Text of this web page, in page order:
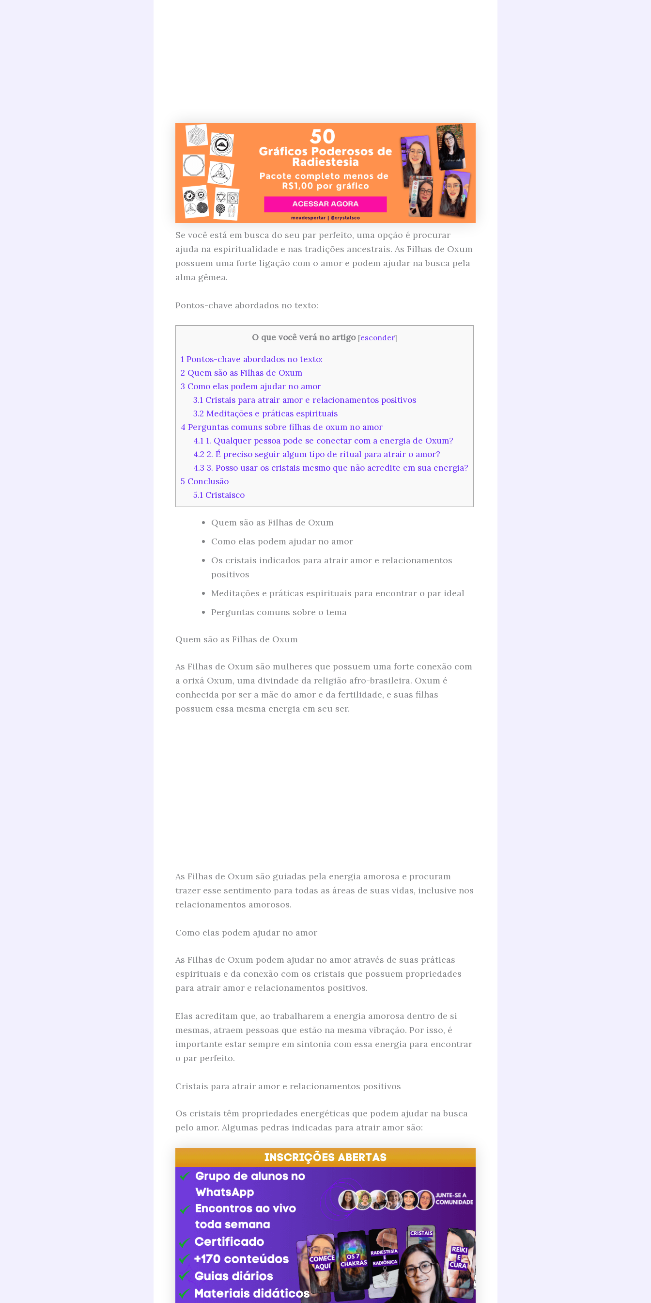
Se você está em busca do seu par perfeito, uma opção é procurar
ajuda na espiritualidade e nas tradições ancestrais. As Filhas de Oxum
possuem uma forte ligação com o amor e podem ajudar na busca pela
alma gêmea.
Pontos-chave abordados no texto:
O que você verá no artigo [esconder]
1 Pontos-chave abordados no texto:
2 Quem são as Filhas de Oxum
3 Como elas podem ajudar no amor
3.1Cristais para atrair amor e relacionamentos positivos
3.2 Meditações e práticas espirituais
4 Perguntas comuns sobre filhas de oxum no amor
4.11. Qualquer pessoa pode se conectar com a energia de Oxum?
4.2 2. É preciso seguir algum tipo de ritual para atrair o amor?
4.3 3. Posso usar os cristais mesmo que não acredite em sua energia?
5 Conclusão
5.1Cristaisco
Quem são as Filhas de Oxum
Como elas podem ajudar no amor
Os cristais indicados para atrair amor e relacionamentos
positivos
Meditações e práticas espirituais para encontrar o par ideal
Perguntas comuns sobre o tema
Quem são as Filhas de Oxum
As Filhas de Oxum são mulheres que possuem uma forte conexão com
a orixá Oxum, uma divindade da religião afro-brasileira. Oxum é
conhecida por ser a mãe do amor e da fertilidade, e suas filhas
possuem essa mesma energia em seu ser.
As Filhas de Oxum são guiadas pela energia amorosa e procuram
trazer esse sentimento para todas as áreas de suas vidas, inclusive nos
relacionamentos amorosos.
Como elas podem ajudar no amor
As Filhas de Oxum podem ajudar no amor através de suas práticas
espirituais e da conexão com os cristais que possuem propriedades
para atrair amor e relacionamentos positivos.
Elas acreditam que, ao trabalharem a energia amorosa dentro de si
mesmas, atraem pessoas que estão na mesma vibração. Por isso, é
importante estar sempre em sintonia com essa energia para encontrar
o par perfeito.
Cristais para atrair amor e relacionamentos positivos
Os cristais têm propriedades energéticas que podem ajudar na busca
pelo amor. Algumas pedras indicadas para atrair amor são: